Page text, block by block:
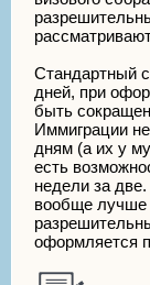
Стандартный
дней, при
быть
Иммиграции
дням (а их у
есть
недели за
вообще лучше
оформляется